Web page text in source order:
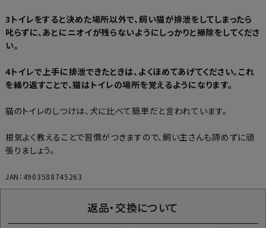
3トイレをすると決めた場所以外で、飼い猫が排泄をしてしまったら
叱らずに、あとにニオイが残らないようにしっかりと掃除をしてくださ
い。
4トイレで上手に排泄できたときは、よくほめてあげてください。これ
を繰り返すことで、猫はトイレの場所を覚えるようになります。
猫のトイレのしつけは、犬に比べて簡単だと言われています。
根気よく教えることで習慣がつきますので、飼い主さんも諦めずに頑
張りましょう。
JAN：4903588745263
返品・交換について